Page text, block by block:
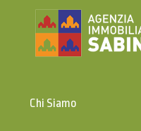
Chi Siamo